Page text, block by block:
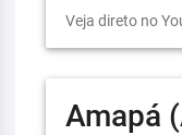
Veja direto no
Amapá